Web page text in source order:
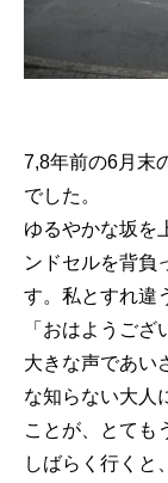
7,8年前の6月末
でした。
ゆるやかな坂を
ンドセルを背負
す。私とすれ違
「おはようござ
大きな声であい
な知らない大人
ことが、とても
しばらく行くと